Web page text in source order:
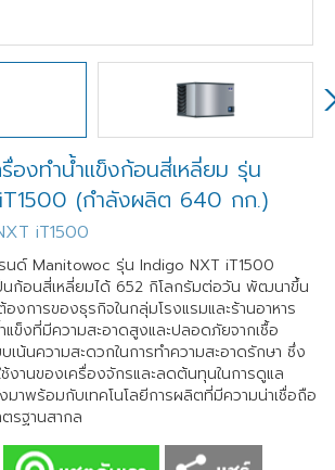
องทำน้ำแข็งก้อนสี่เหลี่ยม รุ่น
(กำลังผลิต 640 กก.)
iT1500
นด์ Manitowoc รุ่น Indigo NXT iT1500
นก้อนสี่เหลี่ยมได้ 652 กิโลกรัมต่อวัน พัฒนาขึ้น
การของธุรกิจในกลุ่มโรงแรมและร้านอาหาร
ข็งที่มีความสะอาดสูงและปลอดภัยจากเชื้อ
เน้นความสะดวกในการทำความสะอาดรักษา ซึ่ง
ช้งานของเครื่องจักรและลดต้นทุนในการดูแล
าพร้อมกับเทคโนโลยีการผลิตที่มีความน่าเชื่อถือ
รฐานสากล